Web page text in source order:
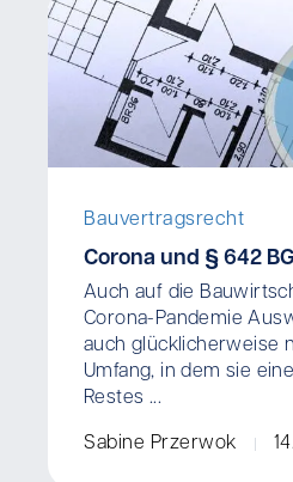
Bauvertragsrecht
Corona und § 642
Auch auf die
Corona-Pandemie
auch glücklicherweise
Umfang, in dem sie
Restes ...
Sabine Przerwok